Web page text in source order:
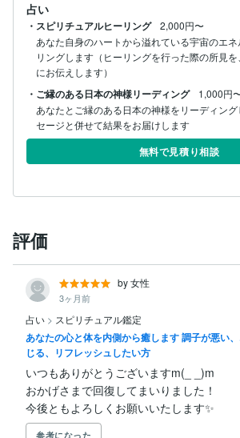
占い
・スピリチュアルヒーリング
2,000円〜
あなた自身のハートから溢れている宇宙のエ
リングします（ヒーリングを行った際の所見
にお伝えします）
・ご縁のある日本の神様リーディング
1,000円
あなたとご縁のある日本の神様をリーディン
セージと併せて結果をお届けします
無料で見積り相談
評価
by 女性
3ヶ月前
占い > スピリチュアル鑑定
あなたの心と体を内側から癒します 調子が悪い
じる、リフレッシュしたい方
いつもありがとうございますm(_ _)m
おかげさまで回復してまいりました！
今後ともよろしくお願いいたします✨
参考になった